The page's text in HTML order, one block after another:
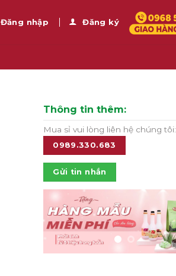
Đăng nhập Đăng ký
Thông tin thêm:
Mua sỉ vui lòng liên hệ chúng tôi:
0989.330.683
Gửi tin nhắn